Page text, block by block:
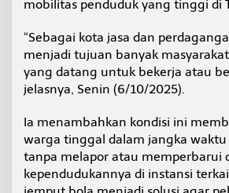
s
s
a
y
a
a
P
u
b
l
mobilitas penduduk yang tinggi di
“Sebagai kota jasa dan
menjadi tujuan banyak
yang datang untuk bekerja atau
jelasnya, Senin (6/10/2025).
Ia menambahkan kondisi ini
warga tinggal dalam jangka waktu
tanpa melapor atau memperbarui
kependudukannya di instansi